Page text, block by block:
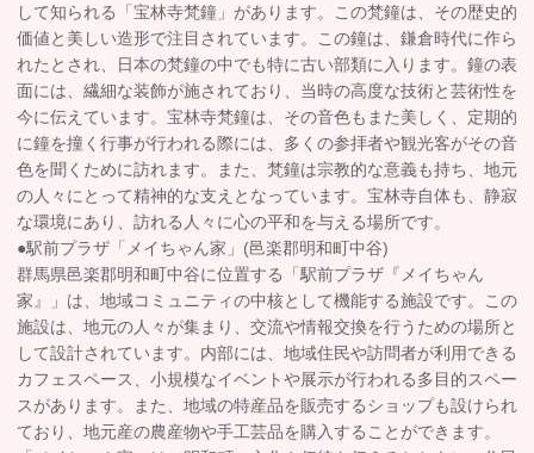
して知られる「宝林寺梵鐘」があります。この梵鐘は、その歴史的
価値と美しい造形で注目されています。この鐘は、鎌倉時代に作ら
れたとされ、日本の梵鐘の中でも特に古い部類に入ります。鐘の表
面には、繊細な装飾が施されており、当時の高度な技術と芸術性を
今に伝えています。宝林寺梵鐘は、その音色もまた美しく、定期的
に鐘を撞く行事が行われる際には、多くの参拝者や観光客がその音
色を聞くために訪れます。また、梵鐘は宗教的な意義も持ち、地元
の人々にとって精神的な支えとなっています。宝林寺自体も、静寂
な環境にあり、訪れる人々に心の平和を与える場所です。
●駅前プラザ「メイちゃん家」(邑楽郡明和町中谷)
群馬県邑楽郡明和町中谷に位置する「駅前プラザ『メイちゃん
家』」は、地域コミュニティの中核として機能する施設です。この
施設は、地元の人々が集まり、交流や情報交換を行うための場所と
して設計されています。内部には、地域住民や訪問者が利用できる
カフェスペース、小規模なイベントや展示が行われる多目的スペー
スがあります。また、地域の特産品を販売するショップも設けられ
ており、地元産の農産物や手工芸品を購入することができます。